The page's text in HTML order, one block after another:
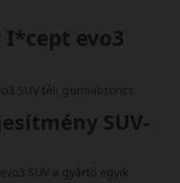
evo3
SUV téli gumiabroncs
SUV-
SUV a gyártó egyik